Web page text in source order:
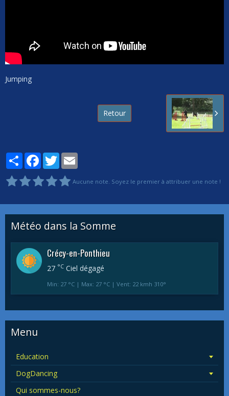
Jumping
Retour
PartagerFacebook
Twitter
Aucune note. Soyez le premier à attribuer une note !
Météo dans la Somme
Crécy-en-Ponthieu
27 °C Ciel dégagé
Min: 27 °C | Max: 27 °C | Vent: 22 kmh 310°
Menu
Education
DogDancing
Qui sommes-nous?